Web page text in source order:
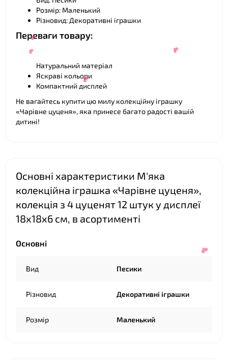
Розмір: Маленький
Різновид: Декоративні іграшки
Переваги товару:
Натуральний матеріал
Яскраві кольори
Компактний дисплей
Не вагайтесь купити цю милу колекційну іграшку
«Чарівне цуценя», яка принесе багато радості вашій
дитині!
Основні характеристики М'яка
колекційна іграшка «Чарівне цуценя»,
колекція з 4 цуценят 12 штук у дисплеї
18х18х6 см, в асортименті
Основні
Вид Песики
Різновид Декоративні іграшки
Розмір Маленький
❤
❤